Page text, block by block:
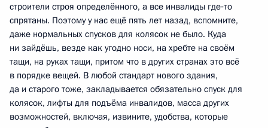
строители строя определённого, а все инвалиды где‑то
спрятаны. Поэтому у нас ещё пять лет назад, вспомните,
даже нормальных спусков для колясок не было. Куда
ни зайдёшь, везде как угодно носи, на хребте на своём
тащи, на руках тащи, притом что в других странах это всё
в порядке вещей. В любой стандарт нового здания,
да и старого тоже, закладывается обязательно спуск для
колясок, лифты для подъёма инвалидов, масса других
возможностей, включая, извините, удобства, которые